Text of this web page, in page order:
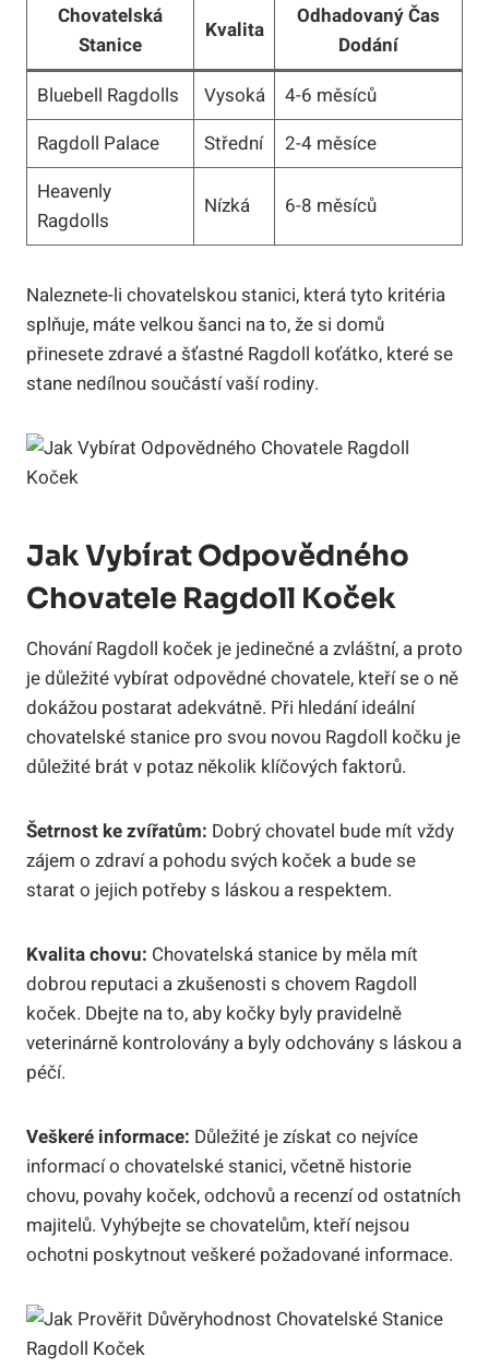
Chovatelská
Stanice
Kvalita
Odhadovaný Čas
Dodání
Bluebell Ragdolls
Vysoká
4-6 měsíců
Ragdoll Palace
Střední
2-4 měsíce
Heavenly
Ragdolls
Nízká 6-8 měsíců
Naleznete-li ⁢chovatelskou ⁤stanici, která tyto kritéria⁤
splňuje, máte velkou šanci⁤ na to, že si domů⁤
přinesete zdravé a šťastné Ragdoll koťátko, které se
‌stane nedílnou součástí vaší rodiny.
Jak Vybírat Odpovědného
Chovatele Ragdoll⁤ Koček
Chování Ragdoll koček je ‍jedinečné a ‌zvláštní,⁢ a proto
⁤je důležité vybírat odpovědné chovatele, kteří ​se o​ ně
dokážou postarat​ adekvátně. Při hledání ⁣ideální
chovatelské stanice⁣ pro svou novou ⁢Ragdoll kočku je
důležité brát v potaz několik klíčových faktorů.
Šetrnost ke⁢ zvířatům: ‍Dobrý chovatel ‍bude mít ⁤vždy
⁤zájem o zdraví a pohodu svých ​koček a bude se ​
starat o jejich potřeby s⁣ láskou a respektem.
Kvalita chovu: Chovatelská​ stanice by měla mít⁣
dobrou reputaci a zkušenosti s ‍chovem Ragdoll
koček. Dbejte ⁤na to, aby kočky byly pravidelně
veterinárně⁣ kontrolovány ⁢a byly odchovány⁤ s​ láskou a‍
péčí.
Veškeré ‌informace: Důležité je získat co nejvíce
informací o chovatelské ⁢stanici, včetně historie
⁢chovu, povahy koček, odchovů ​a ​recenzí od‌ ostatních
majitelů. Vyhýbejte se ​chovatelům,⁢ kteří ⁢nejsou
ochotni poskytnout veškeré požadované⁤ informace.